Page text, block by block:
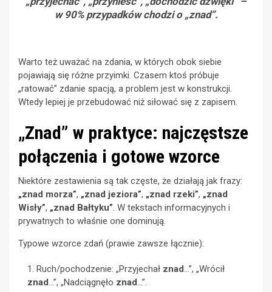
w 90% przypadków chodzi o „znad”.
Warto też uważać na zdania, w których obok siebie
pojawiają się różne przyimki. Czasem ktoś próbuje
„ratować” zdanie spacją, a problem jest w konstrukcji.
Wtedy lepiej je przebudować niż siłować się z zapisem.
„Znad” w praktyce: najczęstsze
połączenia i gotowe wzorce
Niektóre zestawienia są tak częste, że działają jak frazy:
„znad morza”, „znad jeziora”, „znad rzeki”, „znad
Wisły”, „znad Bałtyku”. W tekstach informacyjnych i
prywatnych to właśnie one dominują.
Typowe wzorce zdań (prawie zawsze łącznie):
Ruch/pochodzenie: „Przyjechał znad…”, „Wrócił
znad…”, „Nadciągnęło znad…”.